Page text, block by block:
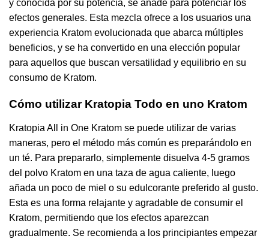
y conocida por su potencia, se añade para potenciar los
efectos generales. Esta mezcla ofrece a los usuarios una
experiencia Kratom evolucionada que abarca múltiples
beneficios, y se ha convertido en una elección popular
para aquellos que buscan versatilidad y equilibrio en su
consumo de Kratom.
Cómo utilizar Kratopia Todo en uno Kratom
Kratopia All in One Kratom se puede utilizar de varias
maneras, pero el método más común es preparándolo en
un té. Para prepararlo, simplemente disuelva 4-5 gramos
del polvo Kratom en una taza de agua caliente, luego
añada un poco de miel o su edulcorante preferido al gusto.
Esta es una forma relajante y agradable de consumir el
Kratom, permitiendo que los efectos aparezcan
gradualmente. Se recomienda a los principiantes empezar